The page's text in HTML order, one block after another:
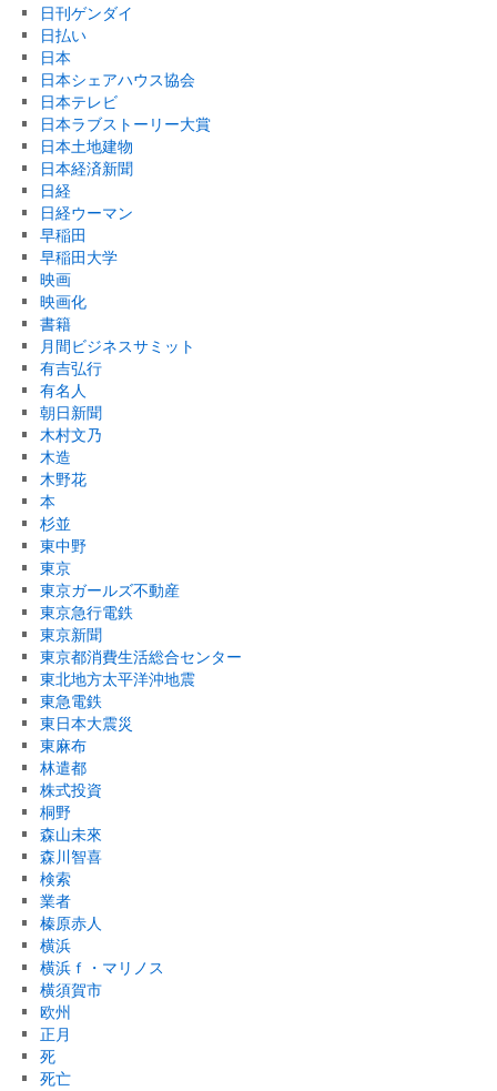
日刊ゲンダイ
日払い
日本
日本シェアハウス協会
日本テレビ
日本ラブストーリー大賞
日本土地建物
日本経済新聞
日経
日経ウーマン
早稲田
早稲田大学
映画
映画化
書籍
月間ビジネスサミット
有吉弘行
有名人
朝日新聞
木村文乃
木造
木野花
本
杉並
東中野
東京
東京ガールズ不動産
東京急行電鉄
東京新聞
東京都消費生活総合センター
東北地方太平洋沖地震
東急電鉄
東日本大震災
東麻布
林遣都
株式投資
桐野
森山未來
森川智喜
検索
業者
榛原赤人
横浜
横浜ｆ・マリノス
横須賀市
欧州
正月
死
死亡